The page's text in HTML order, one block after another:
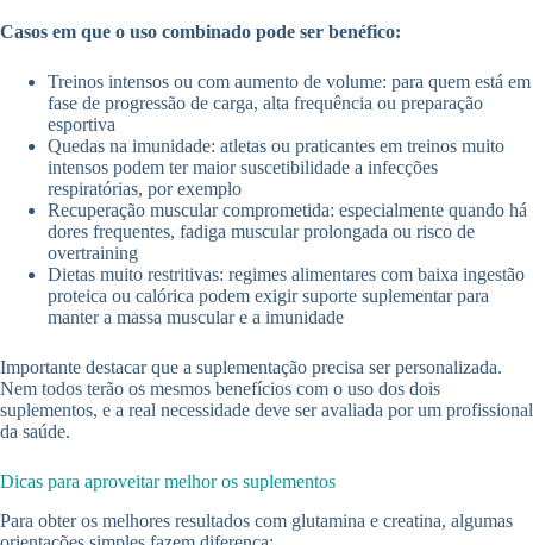
Casos em que o uso combinado pode ser benéfico:
Treinos intensos ou com aumento de volume: para quem está em
fase de progressão de carga, alta frequência ou preparação
esportiva
Quedas na imunidade: atletas ou praticantes em treinos muito
intensos podem ter maior suscetibilidade a infecções
respiratórias, por exemplo
Recuperação muscular comprometida: especialmente quando há
dores frequentes, fadiga muscular prolongada ou risco de
overtraining
Dietas muito restritivas: regimes alimentares com baixa ingestão
proteica ou calórica podem exigir suporte suplementar para
manter a massa muscular e a imunidade
Importante destacar que a suplementação precisa ser personalizada.
Nem todos terão os mesmos benefícios com o uso dos dois
suplementos, e a real necessidade deve ser avaliada por um profissional
da saúde.
Dicas para aproveitar melhor os suplementos
Para obter os melhores resultados com glutamina e creatina, algumas